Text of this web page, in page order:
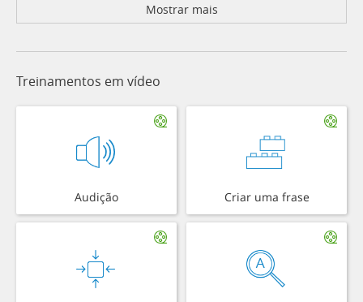
Mostrar mais
Treinamentos em vídeo
Audição Criar uma frase